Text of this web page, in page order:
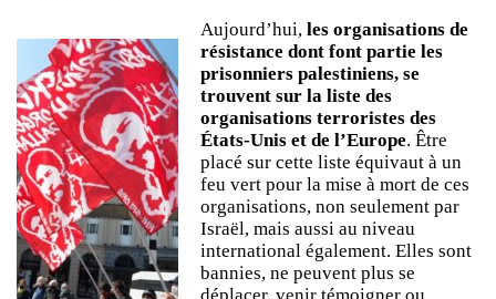
Aujourd’hui, les organisations de
résistance dont font partie les
prisonniers palestiniens, se
trouvent sur la liste des
organisations terroristes des
États-Unis et de l’Europe. Être
placé sur cette liste équivaut à un
feu vert pour la mise à mort de ces
organisations, non seulement par
Israël, mais aussi au niveau
international également. Elles sont
bannies, ne peuvent plus se
déplacer, venir témoigner ou